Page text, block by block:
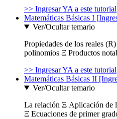
>> Ingresar YA a este tutorial
Matemáticas Básicas I
Ver/Ocultar temario
Propiedades de los reales
polinomios Ξ Productos
>> Ingresar YA a este tutorial
Matemáticas Básicas II
Ver/Ocultar temario
La relación Ξ Aplicación de
Ξ Ecuaciones de primer